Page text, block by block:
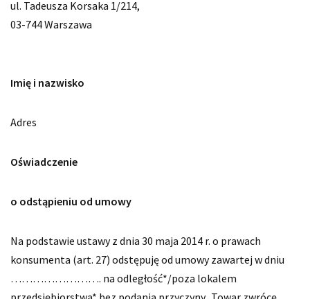
ul. Tadeusza Korsaka 1/214,
03-744 Warszawa
Imię i nazwisko
Adres
Oświadczenie
o odstąpieniu od umowy
Na podstawie ustawy z dnia 30 maja 2014 r. o prawach
konsumenta (art. 27) odstępuję od umowy zawartej w dniu
……………………. na odległość*/poza lokalem